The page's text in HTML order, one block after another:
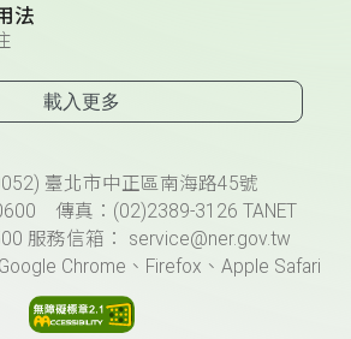
法
載入更多
臺北市中正區南海路45號
傳真：(02)2389-3126 TANET
服務信箱： service@ner.gov.tw
Chrome、Firefox、Apple Safari